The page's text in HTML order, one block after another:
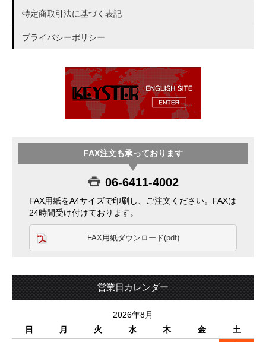
特定商取引法に基づく表記
プライバシーポリシー
FAX注文も承っております
06-6411-4002
FAX用紙をA4サイズで印刷し、ご注文ください。FAXは
24時間受け付けております。
FAX用紙ダウンロード(pdf)
営業日カレンダー
2026年8月
日
月 火 水 木 金
土